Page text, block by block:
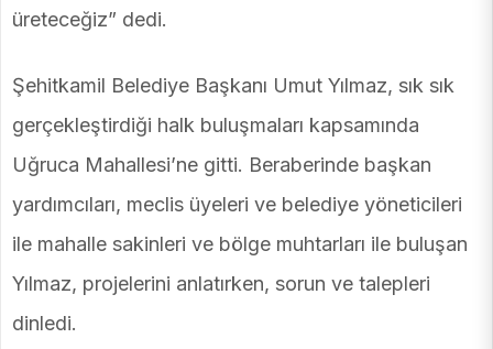
üreteceğiz” dedi.
Şehitkamil Belediye Başkanı Umut Yılmaz, sık sık
gerçekleştirdiği halk buluşmaları kapsamında
Uğruca Mahallesi’ne gitti. Beraberinde başkan
yardımcıları, meclis üyeleri ve belediye yöneticileri
ile mahalle sakinleri ve bölge muhtarları ile buluşan
Yılmaz, projelerini anlatırken, sorun ve talepleri
dinledi.